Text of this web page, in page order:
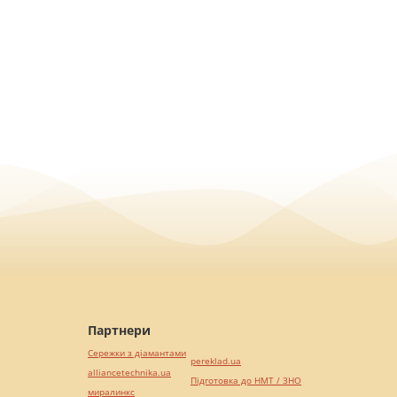
Партнери
Сережки з діамантами
alliancetechnika.ua
миралинкс
pereklad.ua
Підготовка до НМТ / ЗНО